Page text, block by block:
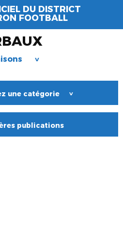
DU DISTRICT
FOOTBALL
>
une catégorie >
publications